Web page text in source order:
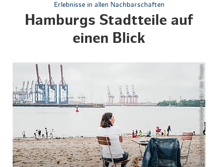
Erlebnisse in allen Nachbarschaften
Hamburgs Stadtteile auf
einen Blick
© www.mediaserver.hamburg.de / Jan Traupe